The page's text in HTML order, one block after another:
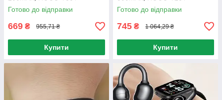
Спортивний наручний
годинник / Розумний
Готово до відправки
669 ₴ 955,71 ₴
Купити
Розумний годинник /
Спортивний наручний
Готово до відправки
745 ₴ 1 064,29 ₴
Купити